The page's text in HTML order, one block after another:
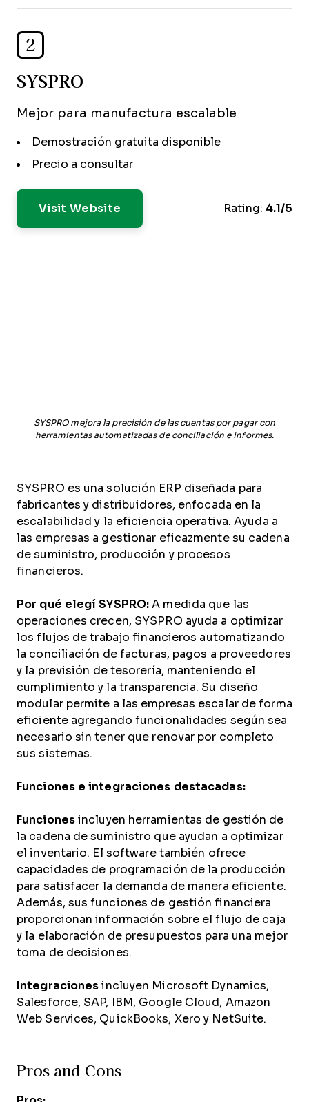
2
SYSPRO
Mejor para manufactura escalable
Demostración gratuita disponible
Precio a consultar
Visit Website Rating: 4.1/5
SYSPRO mejora la precisión de las cuentas por pagar con
herramientas automatizadas de conciliación e informes.
SYSPRO es una solución ERP diseñada para
fabricantes y distribuidores, enfocada en la
escalabilidad y la eficiencia operativa. Ayuda a
las empresas a gestionar eficazmente su cadena
de suministro, producción y procesos
financieros.
Por qué elegí SYSPRO: A medida que las
operaciones crecen, SYSPRO ayuda a optimizar
los flujos de trabajo financieros automatizando
la conciliación de facturas, pagos a proveedores
y la previsión de tesorería, manteniendo el
cumplimiento y la transparencia. Su diseño
modular permite a las empresas escalar de forma
eficiente agregando funcionalidades según sea
necesario sin tener que renovar por completo
sus sistemas.
Funciones e integraciones destacadas:
Funcionesincluyen herramientas de gestión de
la cadena de suministro que ayudan a optimizar
el inventario. El software también ofrece
capacidades de programación de la producción
para satisfacer la demanda de manera eficiente.
Además, sus funciones de gestión financiera
proporcionan información sobre el flujo de caja
y la elaboración de presupuestos para una mejor
toma de decisiones.
Integraciones incluyen Microsoft Dynamics,
Salesforce, SAP, IBM, Google Cloud, Amazon
Web Services, QuickBooks, Xero y NetSuite.
Pros and Cons